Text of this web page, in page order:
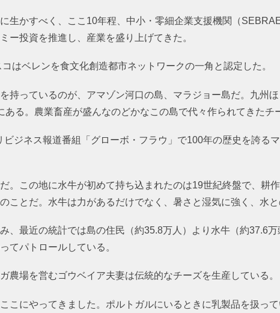
生かすべく、ここ10年程、中小・零細企業支援機関（
ー投資を推進し、産業を盛り上げてきた。
はベレンを食文化創造都市ネットワークの一角と認定した。
持っているのが、アマゾン河口の島、マラジョー島だ。九州
る。農業畜産が盛んなのどかなこの島で代々作られてきたチ
ジネス報道番組「グローボ・フラウ」で100年の歴史を誇る
。この地に水牛が初めて持ち込まれたのは19世紀終盤で、耕
ことだ。水牛は力があるだけでなく、暑さと湿気に強く、水と
、最近の統計では島の住民（約35.8万人）より水牛（約37.6万
パトロールしている。
農場を営むゴウベイア夫妻は伝統的なチーズを生産している。
こにやってきました。ポルトガルにいるときに乳製品を扱っ